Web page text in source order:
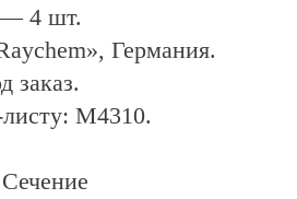
4 шт.
Германия.
заказ.
М4310.